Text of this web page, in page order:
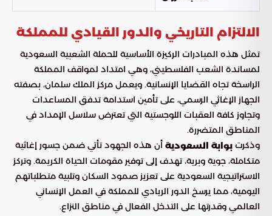
الالتزام التاريخي والدور القيادي للمملكة
تمثل هذه المبادرات الركيزة الأساسية للحملة الشعبية السعودية
لمساندة الشعب الفلسطيني، وهي امتداد لمواقف المملكة
الراسخة تجاه القضايا الإنسانية. ويعمل مركز الملك سلمان، بصفته
الجهاز الإغاثي الرسمي، على تأمين استدامة تدفق المساعدات
وتجاوز كافة العقبات اللوجستية التي تعترض سلاسل الإمداد في
المناطق المتضررة.
وذكرت بوابة السعودية أن هذه الجهود تأتي ضمن جسور إغاثية
متكاملة، جوية وبرية، تهدف إلى توفير مقومات الحياة الكريمة. وتركز
الاستراتيجية السعودية على تعزيز صمود السكان وتلبية متطلباتهم
اليومية، مما يرسخ الدور الريادي للمملكة في العمل الإنساني
العالمي وقدرتها على التدخل الفعال في مناطق النزاع.